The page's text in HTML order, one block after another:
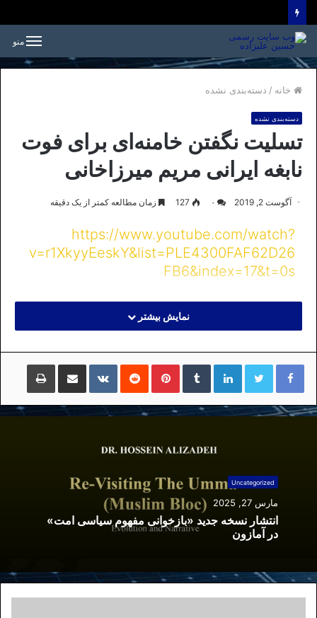
منو
خانه / دسته‌بندی نشده
دسته‌بندی نشده
تسلیت نگفتن خامنه‌ای برای فوت
نابغه ایرانی مریم میرزاخانی
آگوست 2, 2019 ۰ 127 زمان مطالعه کمتر از یک دقیقه
https://www.youtube.com/watch?
v=r1XkyyEeskY&list=PLE4300FAF62D26
FB6&index=17&t=0s
نمایش بیشتر
لینکداینتامبلر پینتریستReddit
VKontakte
اشتراک گذاری با ایمیل چاپ
Uncategorized
مارس 27, 2025
انتشار نسخه جدید «بازخوانی مفهوم سیاسی امت»
در آمازون